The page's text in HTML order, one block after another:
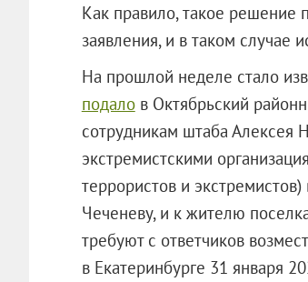
Как правило, такое решение
заявления, и в таком случае
На прошлой неделе стало
подалов Октябрьский
сотрудникам штаба Алексея
экстремистскими
террористов и
Чеченеву, и к жителю
требуют с ответчиков
в Екатеринбурге 31 января